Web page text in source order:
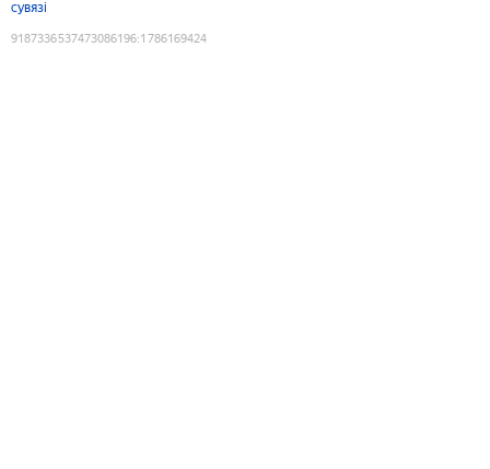
сувязі
9187336537473086196:1786169424